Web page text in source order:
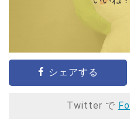
シェアする
Twitter で